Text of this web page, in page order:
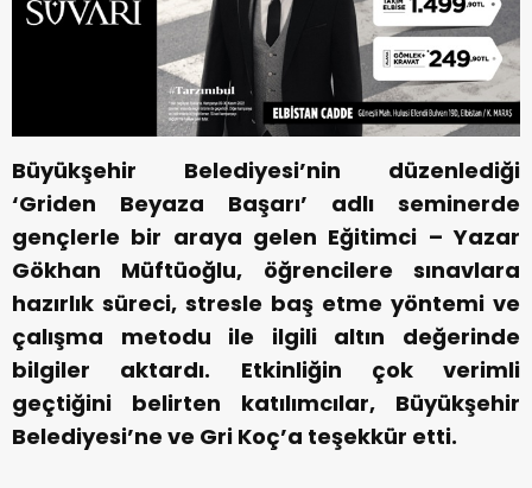
Büyükşehir Belediyesi’nin düzenlediği
‘Griden Beyaza Başarı’ adlı seminerde
gençlerle bir araya gelen Eğitimci – Yazar
Gökhan Müftüoğlu, öğrencilere sınavlara
hazırlık süreci, stresle baş etme yöntemi ve
çalışma metodu ile ilgili altın değerinde
bilgiler aktardı. Etkinliğin çok verimli
geçtiğini belirten katılımcılar, Büyükşehir
Belediyesi’ne ve Gri Koç’a teşekkür etti.